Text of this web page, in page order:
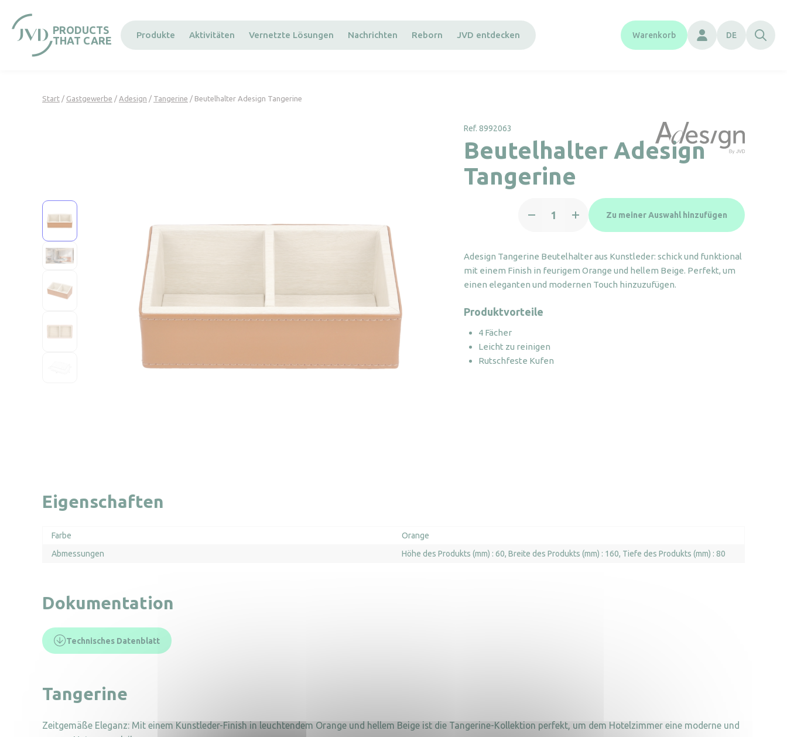
PRODUCTS
THAT CARE
Produkte Aktivitäten Vernetzte Lösungen Nachrichten Reborn JVD entdecken Warenkorb DE
Start / Gastgewerbe / Adesign / Tangerine / Beutelhalter Adesign Tangerine
Ref. 8992063
Beutelhalter Adesign
Tangerine
Adesign
Zu meiner Auswahl hinzufügen
Adesign Tangerine Beutelhalter aus Kunstleder: schick und funktional
mit einem Finish in feurigem Orange und hellem Beige. Perfekt, um
einen eleganten und modernen Touch hinzuzufügen.
Produktvorteile
4 Fächer
Leicht zu reinigen
Rutschfeste Kufen
Eigenschaften
Farbe
Orange
Abmessungen
Höhe des Produkts (mm) : 60 Breite des Produkts (mm) : 160 Tiefe des Produkts (mm) : 80
Dokumentation
Technisches Datenblatt
Tangerine
Zeitgemäße Eleganz: Mit einem Kunstleder-Finish in leuchtendem Orange und hellem Beige ist die Tangerine-Kollektion perfekt, um dem Hotelzimmer eine moderne und